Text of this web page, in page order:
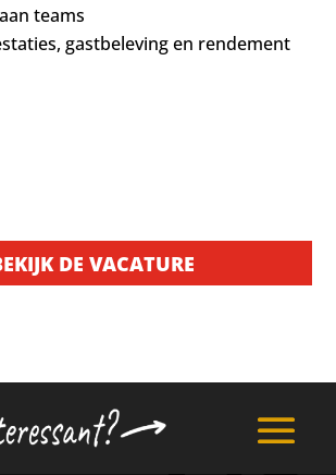
teams
gastbeleving en rendement
DE VACATURE